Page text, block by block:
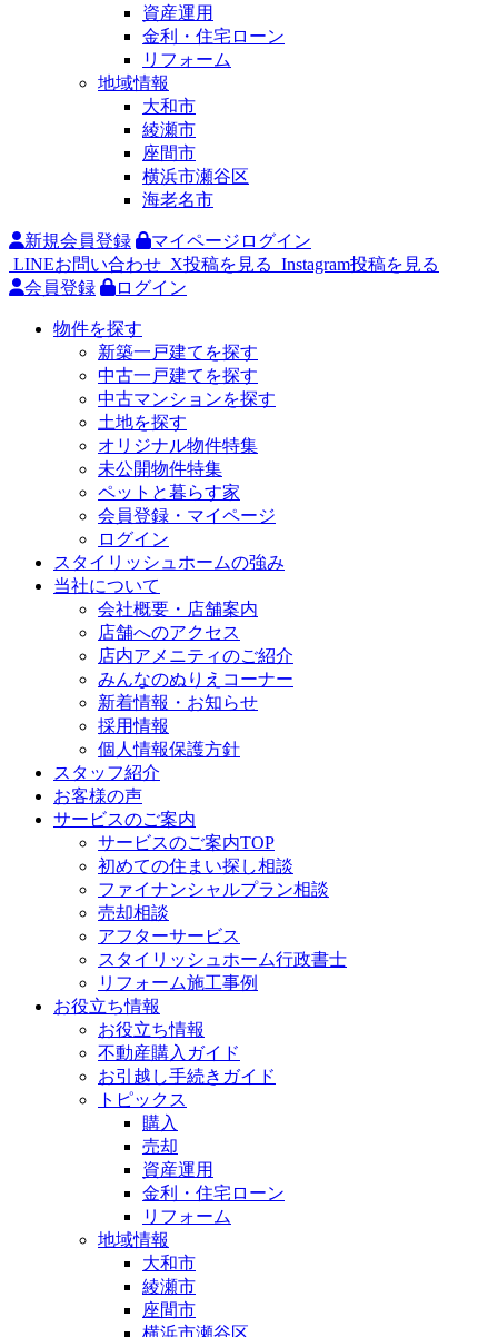
資産運用
金利・住宅ローン
リフォーム
地域情報
大和市
綾瀬市
座間市
横浜市瀬谷区
海老名市
新規会員登録
マイページログイン
LINEお問い合わせ X投稿を見る Instagram投稿を見る
会員登録
ログイン
物件を探す
新築一戸建てを探す
中古一戸建てを探す
中古マンションを探す
土地を探す
オリジナル物件特集
未公開物件特集
ペットと暮らす家
会員登録・マイページ
ログイン
スタイリッシュホームの強み
当社について
会社概要・店舗案内
店舗へのアクセス
店内アメニティのご紹介
みんなのぬりえコーナー
新着情報・お知らせ
採用情報
個人情報保護方針
スタッフ紹介
お客様の声
サービスのご案内
サービスのご案内TOP
初めての住まい探し相談
ファイナンシャルプラン相談
売却相談
アフターサービス
スタイリッシュホーム行政書士
リフォーム施工事例
お役立ち情報
お役立ち情報
不動産購入ガイド
お引越し手続きガイド
トピックス
購入
売却
資産運用
金利・住宅ローン
リフォーム
地域情報
大和市
綾瀬市
座間市
横浜市瀬谷区